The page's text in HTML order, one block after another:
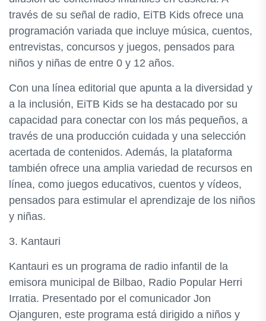
través de su señal de radio, EiTB Kids ofrece una
programación variada que incluye música, cuentos,
entrevistas, concursos y juegos, pensados para
niños y niñas de entre 0 y 12 años.
Con una línea editorial que apunta a la diversidad y
a la inclusión, EiTB Kids se ha destacado por su
capacidad para conectar con los más pequeños, a
través de una producción cuidada y una selección
acertada de contenidos. Además, la plataforma
también ofrece una amplia variedad de recursos en
línea, como juegos educativos, cuentos y vídeos,
pensados para estimular el aprendizaje de los niños
y niñas.
3. Kantauri
Kantauri es un programa de radio infantil de la
emisora municipal de Bilbao, Radio Popular Herri
Irratia. Presentado por el comunicador Jon
Ojanguren, este programa está dirigido a niños y